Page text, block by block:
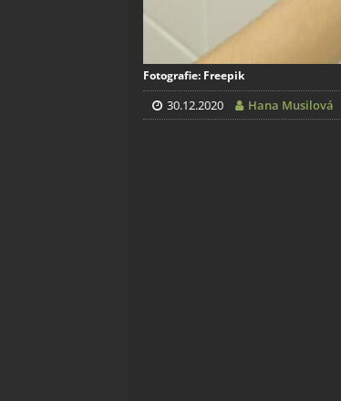
Fotografie: Freepik
30.12.2020 Hana Musilová